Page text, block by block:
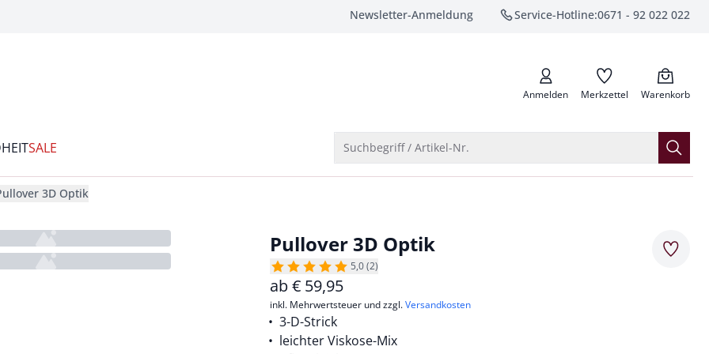
Newsletter-Anmeldung Service-Hotline:0671 - 92 022 022
anrufen
Anmelden Merkzettel Warenkorb
SALE Suchbegriff / Artikel-Nr.
3D Optik
Pullover 3D Optik
5,0 (2)
ab€ 59,95
inkl. Mehrwertsteuer und zzgl.Versandkosten
3-D-Strick
leichter Viskose-Mix